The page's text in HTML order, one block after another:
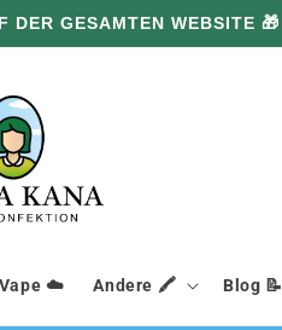
DER GESAMTEN WEBSITE 🎁
☁️ Andere 🖍️ Blog 📝